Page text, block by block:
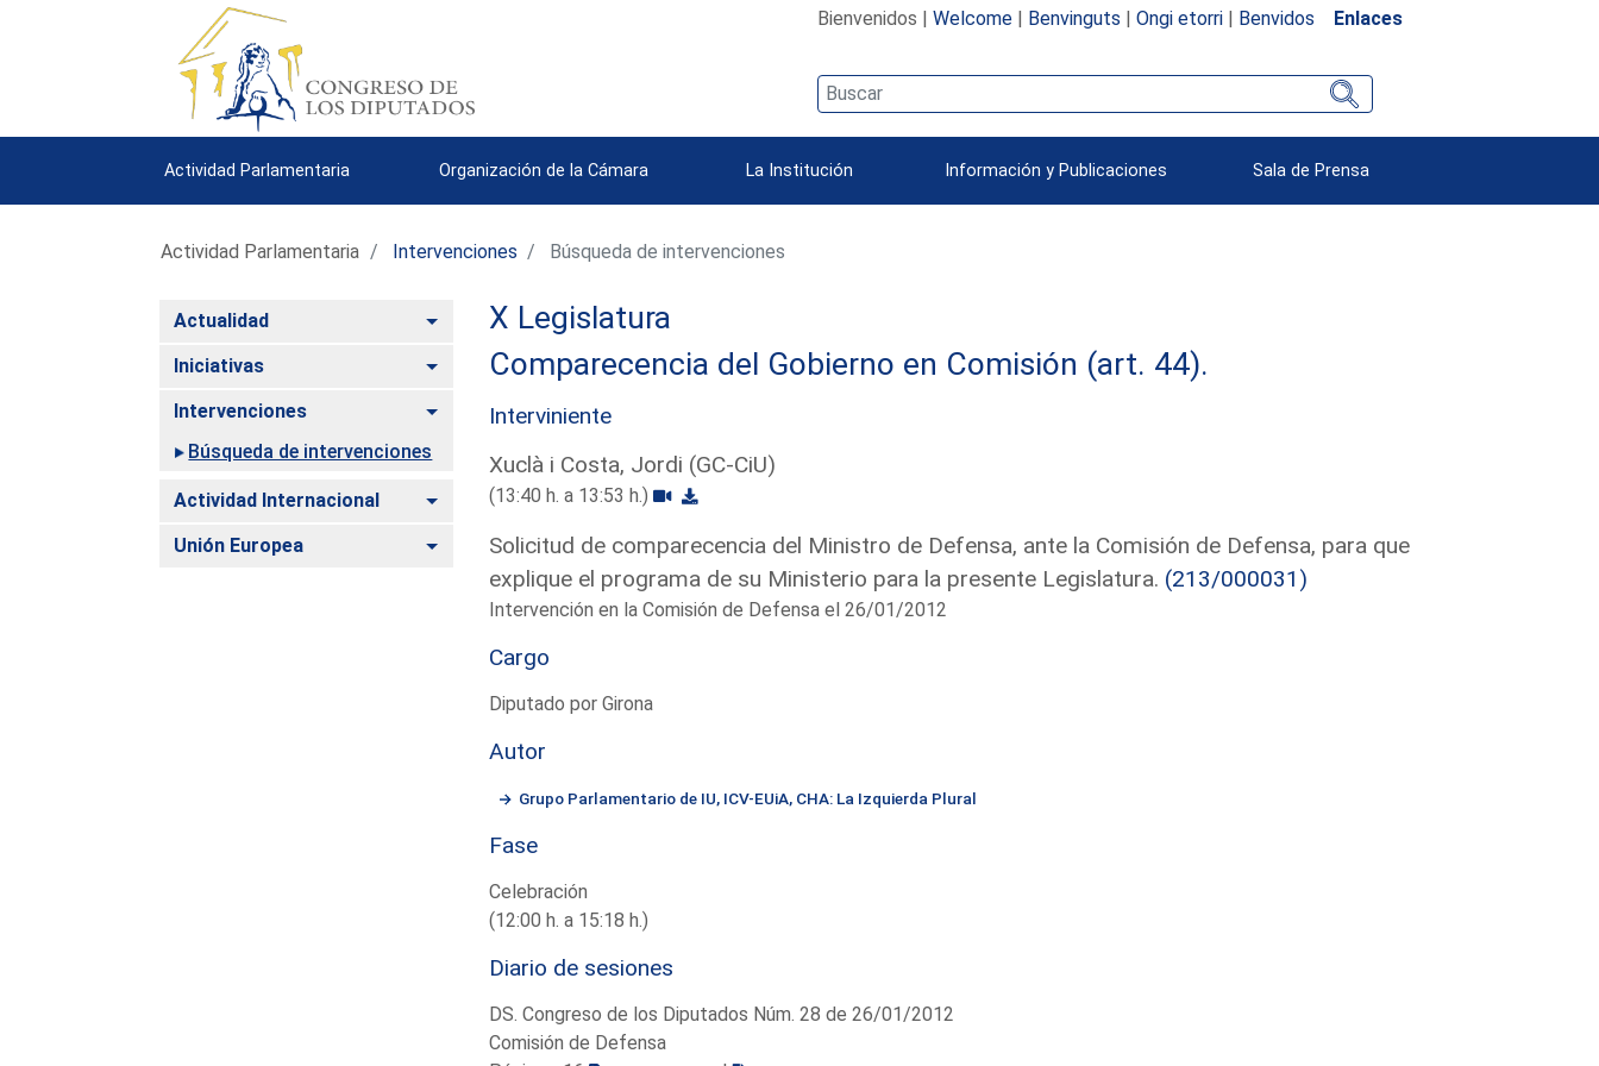
Bienvenidos | Welcome| Benvinguts | Ongi etorri| Benvidos Enlaces
Actividad Parlamentaria Organización de la Cámara La Institución Información y Publicaciones Sala de Prensa
Actividad Parlamentaria Intervenciones Búsqueda de intervenciones
Actualidad Alternar
Iniciativas Alternar
Intervenciones
Alternar
Búsqueda de intervenciones
Actividad Internacional Alternar
Unión Europea Alternar
X Legislatura
Comparecencia del Gobierno en Comisión (art. 44).
Interviniente
Xuclà i Costa, Jordi (GC-CiU)
(13:40 h. a 13:53 h.)
Solicitud de comparecencia del Ministro de Defensa, ante la Comisión de Defensa, para que
explique el programa de su Ministerio para la presente Legislatura. (213/000031)
Intervención en la Comisión de Defensa el 26/01/2012
Cargo
Diputado por Girona
Autor
Grupo Parlamentario de IU, ICV-EUiA, CHA: La Izquierda Plural
Fase
Celebración
(12:00 h. a 15:18 h.)
Diario de sesiones
DS. Congreso de los Diputados Núm. 28 de 26/01/2012
Comisión de Defensa